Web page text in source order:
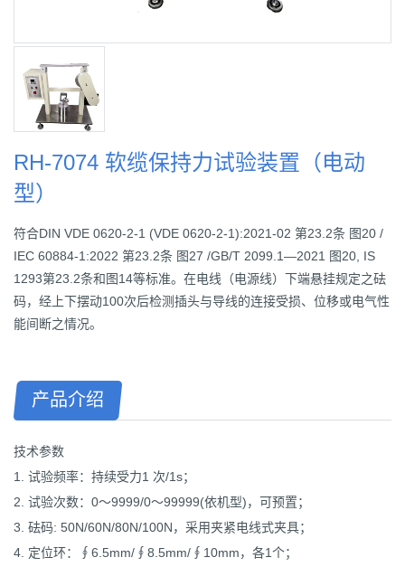
RH-7074 软缆保持力试验装置（电动
型）
符合DIN VDE 0620-2-1 (VDE 0620-2-1):2021-02 第23.2条 图20 /
IEC 60884-1:2022 第23.2条 图27 /GB/T 2099.1—2021 图20, IS
1293第23.2条和图14等标准。在电线（电源线）下端悬挂规定之砝
码，经上下摆动100次后检测插头与导线的连接受损、位移或电气性
能间断之情况。
产品介绍
技术参数
1. 试验频率：持续受力1 次/1s；
2. 试验次数：0～9999/0～99999(依机型)，可预置；
3. 砝码: 50N/60N/80N/100N，采用夹紧电线式夹具；
4. 定位环：∮6.5mm/∮8.5mm/∮10mm，各1个；